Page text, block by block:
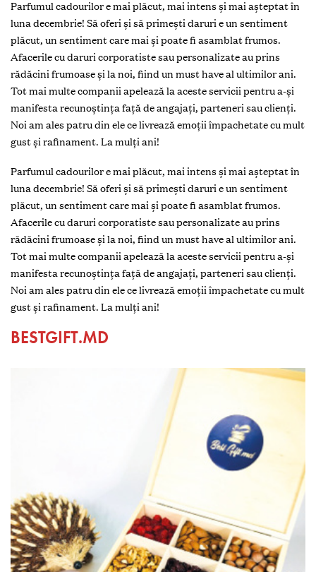
Parfumul cadourilor e mai plăcut, mai intens și mai așteptat în
luna decembrie! Să oferi și să primești daruri e un sentiment
plăcut, un sentiment care mai și poate fi asamblat frumos.
Afacerile cu daruri corporatiste sau personalizate au prins
rădăcini frumoase și la noi, fiind un must have al ultimilor ani.
Tot mai multe companii apelează la aceste servicii pentru a-și
manifesta recunoștința față de angajați, parteneri sau clienți.
Noi am ales patru din ele ce livrează emoții împachetate cu mult
gust și rafinament. La mulți ani!
Parfumul cadourilor e mai plăcut, mai intens și mai așteptat în
luna decembrie! Să oferi și să primești daruri e un sentiment
plăcut, un sentiment care mai și poate fi asamblat frumos.
Afacerile cu daruri corporatiste sau personalizate au prins
rădăcini frumoase și la noi, fiind un must have al ultimilor ani.
Tot mai multe companii apelează la aceste servicii pentru a-și
manifesta recunoștința față de angajați, parteneri sau clienți.
Noi am ales patru din ele ce livrează emoții împachetate cu mult
gust și rafinament. La mulți ani!
BESTGIFT.MD